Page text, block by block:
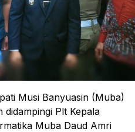
Musi Banyuasin (Muba)
Plt Kepala
Muba Daud Amri